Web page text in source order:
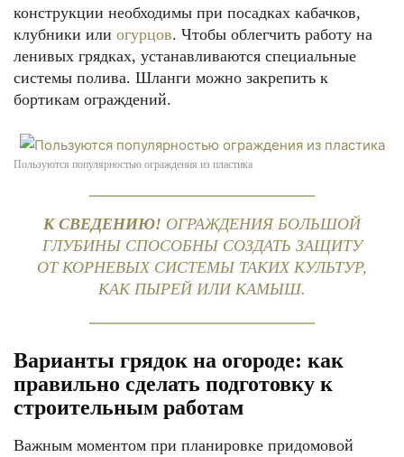
конструкции необходимы при посадках кабачков,
клубники или огурцов. Чтобы облегчить работу на
ленивых грядках, устанавливаются специальные
системы полива. Шланги можно закрепить к
бортикам ограждений.
Пользуются популярностью ограждения из пластика
К СВЕДЕНИЮ! ОГРАЖДЕНИЯ БОЛЬШОЙ
ГЛУБИНЫ СПОСОБНЫ СОЗДАТЬ ЗАЩИТУ
ОТ КОРНЕВЫХ СИСТЕМЫ ТАКИХ КУЛЬТУР,
КАК ПЫРЕЙ ИЛИ КАМЫШ.
Варианты грядок на огороде: как
правильно сделать подготовку к
строительным работам
Важным моментом при планировке придомовой